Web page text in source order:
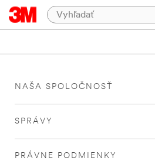
NAŠA SPOLOČNOSŤ
SPRÁVY
PRÁVNE PODMIENKY